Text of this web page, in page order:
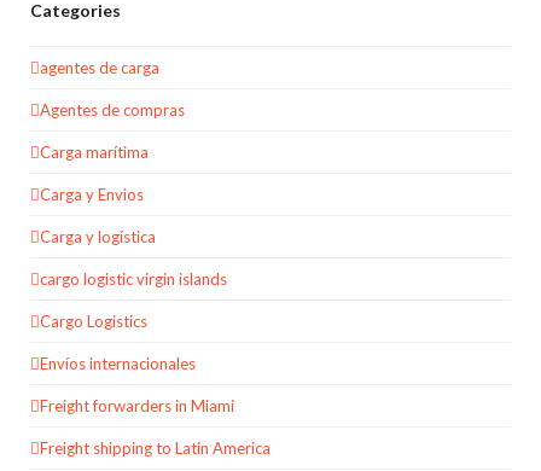
Categories
agentes de carga
Agentes de compras
Carga marítima
Carga y Envios
Carga y logística
cargo logistic virgin islands
Cargo Logistics
Envíos internacionales
Freight forwarders in Miami
Freight shipping to Latin America